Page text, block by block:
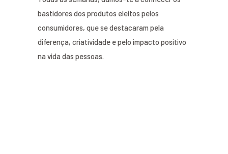
bastidores dos produtos eleitos pelos
consumidores, que se destacaram pela
diferença, criatividade e pelo impacto positivo
na vida das pessoas.